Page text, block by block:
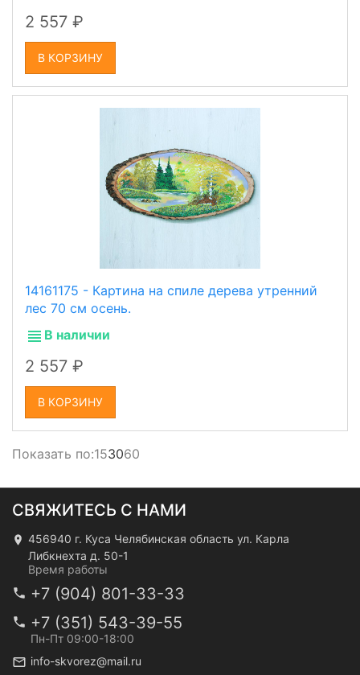
2 557
В КОРЗИНУ
14161175 - Картина на спиле дерева утренний
лес 70 см осень.
В наличии
2 557
В КОРЗИНУ
Показать по:153060
СВЯЖИТЕСЬ С НАМИ
456940 г. Куса Челябинская область ул. Карла
Либкнехта д. 50-1
Время работы
+7 (904) 801-33-33
+7 (351) 543-39-55
Пн-Пт 09:00-18:00
info-skvorez@mail.ru